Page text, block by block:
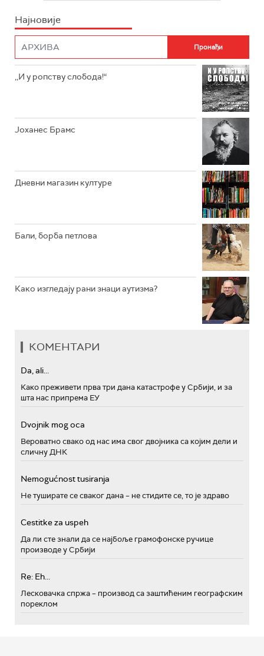
РАДИО РОКЕНРОЛЕР
РАДИО ЏЕЗЕР
Најновије
,,И у ропству слобода!“
Јоханес Брамс
Дневни магазин културе
Бали, борба петлова
Како изгледају рани знаци аутизма?
КОМЕНТАРИ
Da, ali...
Како преживети прва три дана катастрофе у Србији, и за
шта нас припрема ЕУ
Dvojnik mog oca
Вероватно свако од нас има свог двојника са којим дели и
сличну ДНК
Nemogućnost tusiranja
Не туширате се сваког дана – не стидите се, то је здраво
Cestitke za uspeh
Да ли сте знали да се најбоље грамофонске ручице
производе у Србији
Re: Eh...
Лесковачка спржа – производ са заштићеним географским
пореклом